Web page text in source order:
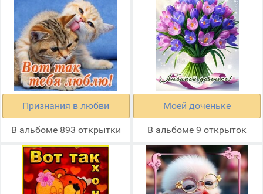
Признания в любви
В альбоме 893 открытки
Моей доченьке
В альбоме 9 открыток